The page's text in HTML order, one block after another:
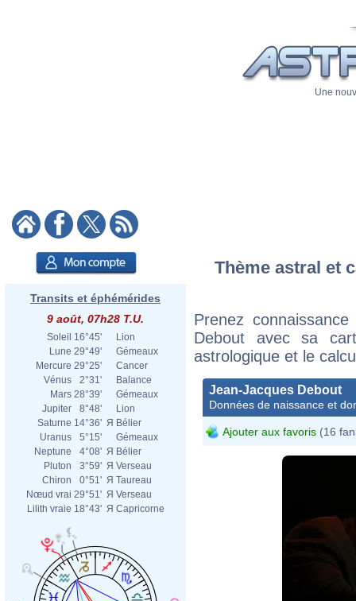
Une
Transits et éphémérides
9 août, 07h28 T.U.
Soleil 16°45'
Lion
Lune 29°49'
Gémeaux
Mercure 29°25'
Cancer
Vénus
2°31'
Balance
Mars 28°39'
Gémeaux
Jupiter
8°48'
Lion
Saturne 14°36' Я Bélier
Uranus
5°15'
Gémeaux
Neptune
4°08' Я Bélier
Pluton
3°59' Я Verseau
Chiron
0°51' Я Taureau
Nœud vrai 29°51' Я Verseau
Lilith vraie 18°43' Я Capricorne
Thème astral et
Prenez
Debout avec sa
astrologique et le
Jean-Jacques Debout
Données de naissance et
Ajouter aux favoris (16